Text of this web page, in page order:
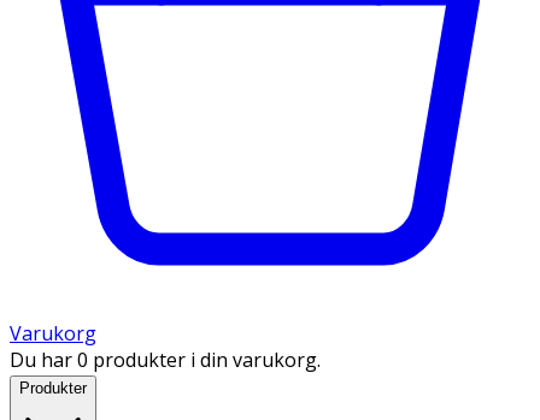
Varukorg
Du har 0 produkter i din varukorg.
Produkter